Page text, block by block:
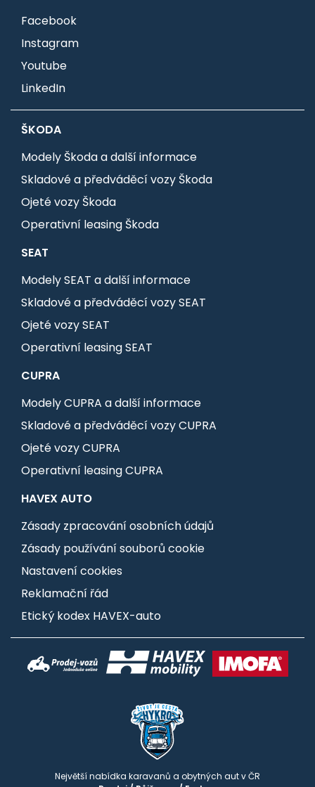
Facebook
Instagram
Youtube
LinkedIn
ŠKODA
Modely Škoda a další informace
Skladové a předváděcí vozy Škoda
Ojeté vozy Škoda
Operativní leasing Škoda
SEAT
Modely SEAT a další informace
Skladové a předváděcí vozy SEAT
Ojeté vozy SEAT
Operativní leasing SEAT
CUPRA
Modely CUPRA a další informace
Skladové a předváděcí vozy CUPRA
Ojeté vozy CUPRA
Operativní leasing CUPRA
HAVEX AUTO
Zásady zpracování osobních údajů
Zásady používání souborů cookie
Nastavení cookies
Reklamační řád
Etický kodex HAVEX-auto
Největší nabídka karavanů a obytných aut v ČR